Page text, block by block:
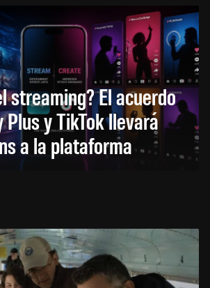
streaming? El acuerdo
y TikTok llevará
a la plataforma